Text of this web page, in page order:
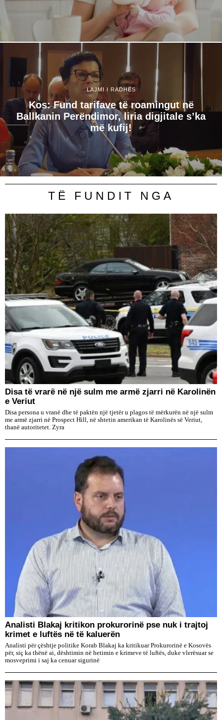
LAJMI I RADHËS
Kos: Fund tarifave të roamingut në
Ballkanin Perëndimor, liria digjitale s’ka
më kufij!
TË FUNDIT NGA
Disa të vrarë në një sulm me armë zjarri në Karolinën
e Veriut
Disa persona u vranë dhe të paktën një tjetër u plagos të mërkurën në një sulm
me armë zjarri në Prospect Hill, në shtetin amerikan të Karolinës së Veriut,
thanë autoritetet. Zyra
​Analisti Blakaj kritikon prokurorinë pse nuk i trajtoj
krimet e luftës në të kaluerën
Analisti për çështje politike Korab Blakaj ka kritikuar Prokurorinë e Kosovës
për, siç ka thënë ai, dështimin në hetimin e krimeve të luftës, duke vlerësuar se
mosveprimi i saj ka cenuar sigurinë